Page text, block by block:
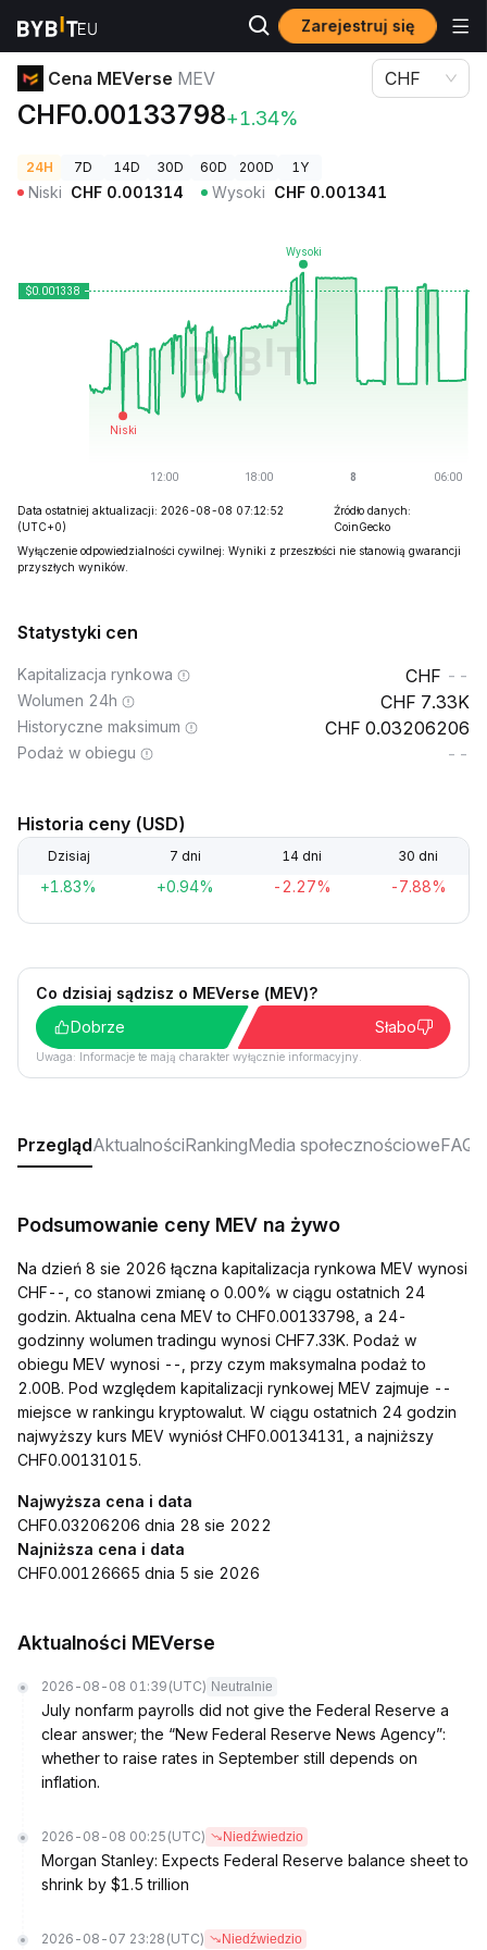
Zarejestruj się
Ceny kryptowalut Cena MEVerse MEV
Cena MEVerse MEV
CHF0.00133798+1.34%
CHF
24H 7D 14D 30D 60D 200D 1Y
Niski CHF 0.001314 Wysoki CHF 0.001341
Data ostatniej aktualizacji: 2026-08-08 07:12:52
(UTC+0)
Źródło danych:
CoinGecko
Wyłączenie odpowiedzialności cywilnej: Wyniki z przeszłości nie stanowią gwarancji
przyszłych wyników.
Statystyki cen
Kapitalizacja rynkowa --
Wolumen 24h 7.33K
Historyczne maksimum 0.03206206
Podaż w obiegu --
Historia ceny (USD)
Dzisiaj 7 dni 14 dni 30 dni
+1.83% +0.94% -2.27% -7.88%
Co dzisiaj sądzisz o MEVerse (MEV)?
Dobrze
Słabo
Uwaga: Informacje te mają charakter wyłącznie informacyjny.
PrzeglądAktualnościRankingMedia społecznościoweFAQ
Podsumowanie ceny MEV na żywo
Na dzień 8 sie 2026 łączna kapitalizacja rynkowa MEV wynosi
CHF--, co stanowi zmianę o 0.00% w ciągu ostatnich 24
godzin. Aktualna cena MEV to CHF0.00133798, a 24-
godzinny wolumen tradingu wynosi CHF7.33K. Podaż w
obiegu MEV wynosi --, przy czym maksymalna podaż to
2.00B. Pod względem kapitalizacji rynkowej MEV zajmuje --
miejsce w rankingu kryptowalut. W ciągu ostatnich 24 godzin
najwyższy kurs MEV wyniósł CHF0.00134131, a najniższy
CHF0.00131015.
Najwyższa cena i data
CHF0.03206206 dnia 28 sie 2022
Najniższa cena i data
CHF0.00126665 dnia 5 sie 2026
Aktualności MEVerse
2026-08-08 01:39 (UTC) Neutralnie
July nonfarm payrolls did not give the Federal Reserve a
clear answer; the “New Federal Reserve News Agency”:
whether to raise rates in September still depends on
inflation.
2026-08-08 00:25 (UTC) Niedźwiedzio
Morgan Stanley: Expects Federal Reserve balance sheet to
shrink by $1.5 trillion
2026-08-07 23:28 (UTC) Niedźwiedzio